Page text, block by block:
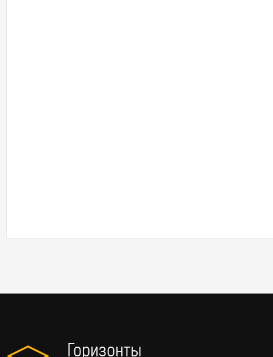
Горизонты